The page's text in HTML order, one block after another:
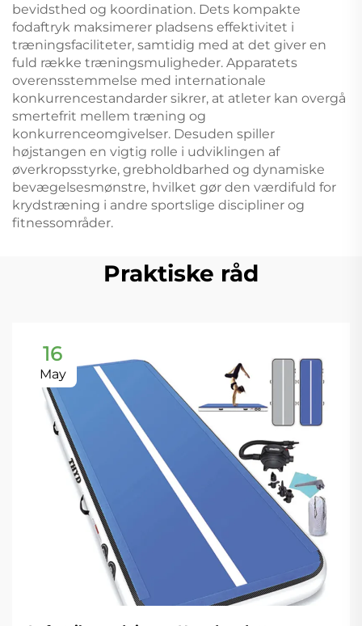
bevidsthed og koordination. Dets kompakte
fodaftryk maksimerer pladsens effektivitet i
træningsfaciliteter, samtidig med at det giver en
fuld række træningsmuligheder. Apparatets
overensstemmelse med internationale
konkurrencestandarder sikrer, at atleter kan overgå
smertefrit mellem træning og
konkurrenceomgivelser. Desuden spiller
højstangen en vigtig rolle i udviklingen af
øverkropsstyrke, grebholdbarhed og dynamiske
bevægelsesmønstre, hvilket gør den værdifuld for
krydstræning i andre sportslige discipliner og
fitnessområder.
Praktiske råd
16
May